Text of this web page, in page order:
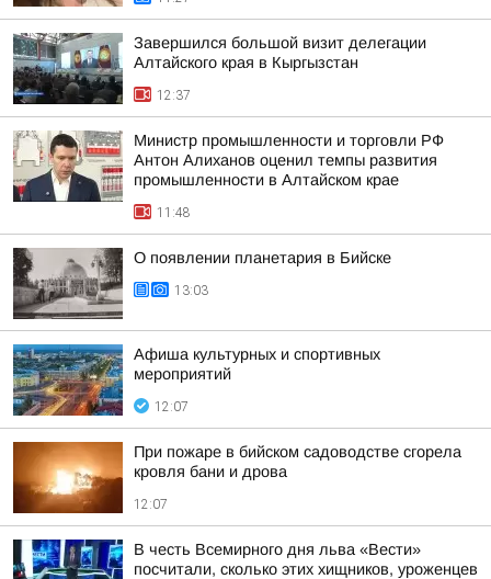
Завершился большой визит делегации
Алтайского края в Кыргызстан
12:37
Министр промышленности и торговли РФ
Антон Алиханов оценил темпы развития
промышленности в Алтайском крае
11:48
О появлении планетария в Бийске
13:03
Афиша культурных и спортивных
мероприятий
12:07
При пожаре в бийском садоводстве сгорела
кровля бани и дрова
12:07
В честь Всемирного дня льва «Вести»
посчитали, сколько этих хищников, уроженцев